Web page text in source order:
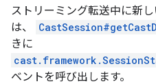
ストリーミング転送中に新
は、
きに
ベントを呼び出します。